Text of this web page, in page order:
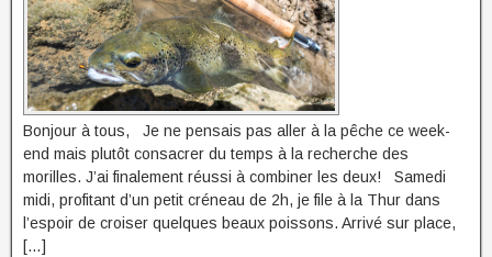
Bonjour à tous, Je ne pensais pas aller à la pêche ce week-
end mais plutôt consacrer du temps à la recherche des
morilles. J’ai finalement réussi à combiner les deux! Samedi
midi, profitant d’un petit créneau de 2h, je file à la Thur dans
l’espoir de croiser quelques beaux poissons. Arrivé sur place,
[…]